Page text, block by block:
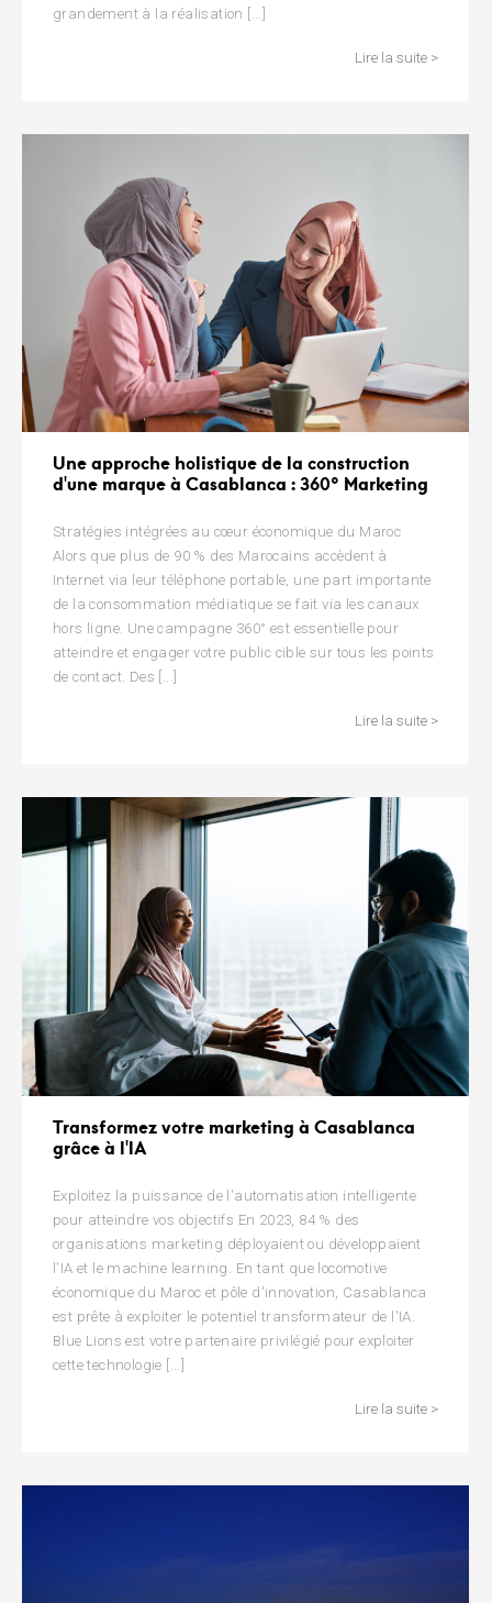
grandement à la réalisation [...]
Lire la suite >
Une approche holistique de la construction
d'une marque à Casablanca : 360° Marketing
Stratégies intégrées au cœur économique du Maroc
Alors que plus de 90 % des Marocains accèdent à
Internet via leur téléphone portable, une part importante
de la consommation médiatique se fait via les canaux
hors ligne. Une campagne 360° est essentielle pour
atteindre et engager votre public cible sur tous les points
de contact. Des [...]
Lire la suite >
Transformez votre marketing à Casablanca
grâce à l'IA
Exploitez la puissance de l'automatisation intelligente
pour atteindre vos objectifs En 2023, 84 % des
organisations marketing déployaient ou développaient
l'IA et le machine learning. En tant que locomotive
économique du Maroc et pôle d'innovation, Casablanca
est prête à exploiter le potentiel transformateur de l'IA.
Blue Lions est votre partenaire privilégié pour exploiter
cette technologie [...]
Lire la suite >